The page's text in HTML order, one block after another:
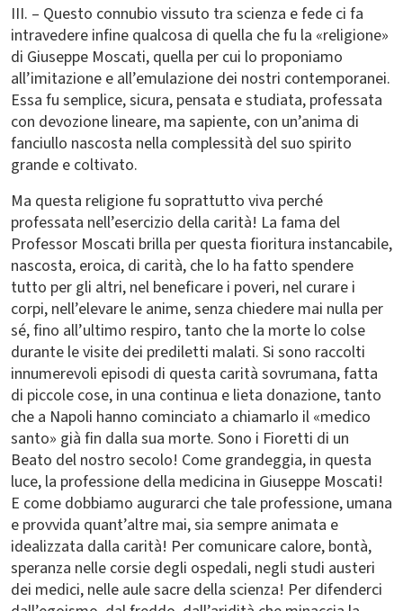
III. – Questo connubio vissuto tra scienza e fede ci fa
intravedere infine qualcosa di quella che fu la «religione»
di Giuseppe Moscati, quella per cui lo proponiamo
all’imitazione e all’emulazione dei nostri contemporanei.
Essa fu semplice, sicura, pensata e studiata, professata
con devozione lineare, ma sapiente, con un’anima di
fanciullo nascosta nella complessità del suo spirito
grande e coltivato.
Ma questa religione fu soprattutto viva perché
professata nell’esercizio della carità! La fama del
Professor Moscati brilla per questa fioritura instancabile,
nascosta, eroica, di carità, che lo ha fatto spendere
tutto per gli altri, nel beneficare i poveri, nel curare i
corpi, nell’elevare le anime, senza chiedere mai nulla per
sé, fino all’ultimo respiro, tanto che la morte lo colse
durante le visite dei prediletti malati. Si sono raccolti
innumerevoli episodi di questa carità sovrumana, fatta
di piccole cose, in una continua e lieta donazione, tanto
che a Napoli hanno cominciato a chiamarlo il «medico
santo» già fin dalla sua morte. Sono i Fioretti di un
Beato del nostro secolo! Come grandeggia, in questa
luce, la professione della medicina in Giuseppe Moscati!
E come dobbiamo augurarci che tale professione, umana
e provvida quant’altre mai, sia sempre animata e
idealizzata dalla carità! Per comunicare calore, bontà,
speranza nelle corsie degli ospedali, negli studi austeri
dei medici, nelle aule sacre della scienza! Per difenderci